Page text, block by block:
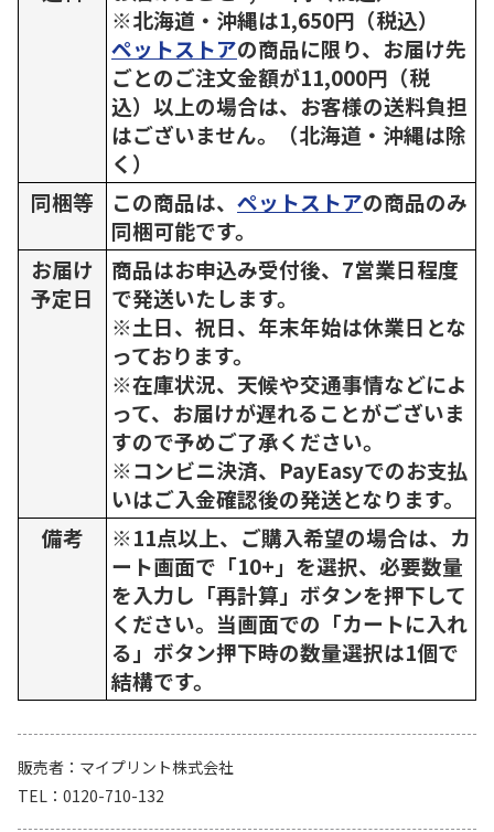
※北海道・沖縄は1,650円（税込）
ペットストアの商品に限り、お届け先
ごとのご注文金額が11,000円（税
込）以上の場合は、お客様の送料負担
はございません。（北海道・沖縄は除
く）
同梱等
この商品は、 ペットストアの商品のみ
同梱可能です。
お届け
予定日
商品はお申込み受付後、7営業日程度
で発送いたします。
※土日、祝日、年末年始は休業日とな
っております。
※在庫状況、天候や交通事情などによ
って、お届けが遅れることがございま
すので予めご了承ください。
※コンビニ決済、PayEasyでのお支払
いはご入金確認後の発送となります。
備考
※11点以上、ご購入希望の場合は、カ
ート画面で「10+」を選択、必要数量
を入力し「再計算」ボタンを押下して
ください。当画面での「カートに入れ
る」ボタン押下時の数量選択は1個で
結構です。
販売者
マイプリント株式会社
TEL
0120-710-132